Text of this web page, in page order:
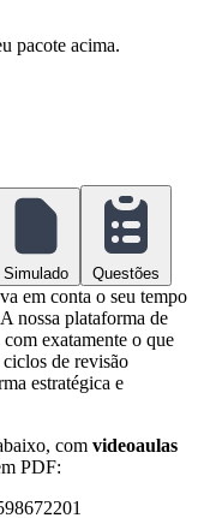
pacote acima.
Simulado Questões
em conta o seu tempo
nossa plataforma de
exatamente o que
de revisão
estratégica e
com videoaulas
PDF: